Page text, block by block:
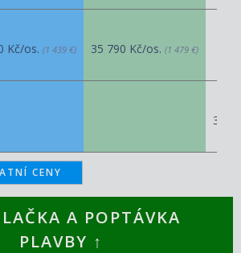
Kč/os. (1 439 €) 35 790 Kč/os. (1 479 €)
39
CENY
A POPTÁVKA
PLAVBY ↑